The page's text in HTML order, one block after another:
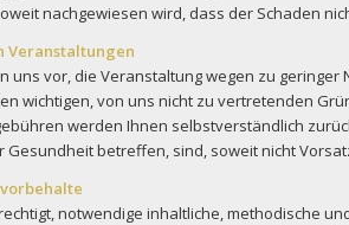
nachgewiesen wird, dass der Schaden
Veranstaltungen
uns vor, die Veranstaltung wegen zu
wichtigen, von uns nicht zu vertretenden
werden Ihnen selbstverständlich
Gesundheit betreffen, sind, soweit nicht
notwendige inhaltliche, methodische